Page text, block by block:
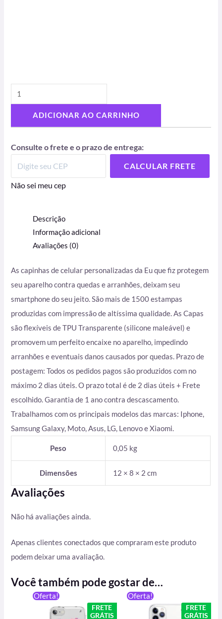
ADICIONAR AO CARRINHO
Consulte o frete e o prazo de entrega:
CALCULAR FRETE
Não sei meu cep
Descrição
Informação adicional
Avaliações (0)
As capinhas de celular personalizadas da Eu que fiz protegem
seu aparelho contra quedas e arranhões, deixam seu
smartphone do seu jeito. São mais de 1500 estampas
produzidas com impressão de altíssima qualidade. As Capas
são flexíveis de TPU Transparente (silicone maleável) e
promovem um perfeito encaixe no aparelho, impedindo
arranhões e eventuais danos causados por quedas. Prazo de
postagem: Todos os pedidos pagos são produzidos com no
máximo 2 dias úteis. O prazo total é de 2 dias úteis + Frete
escolhido. Garantia de 1 ano contra descascamento.
Trabalhamos com os principais modelos das marcas: Iphone,
Samsung Galaxy, Moto, Asus, LG, Lenovo e Xiaomi.
Peso 0,05 kg
Dimensões 12 × 8 × 2 cm
Avaliações
Não há avaliações ainda.
Apenas clientes conectados que compraram este produto
podem deixar uma avaliação.
Você também pode gostar de…
Oferta!
FRETE
GRÁTIS
original
preço
atual
Oferta!
FRETE
GRÁTIS
original
preço
atual